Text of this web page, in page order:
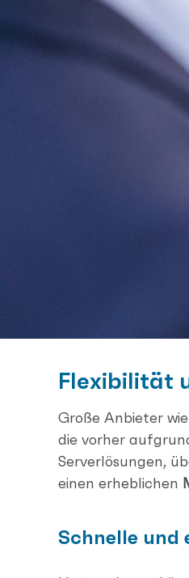
Flexibilität
Große Anbieter
die vorher
Serverlösungen,
einen erheblichen
Schnelle und